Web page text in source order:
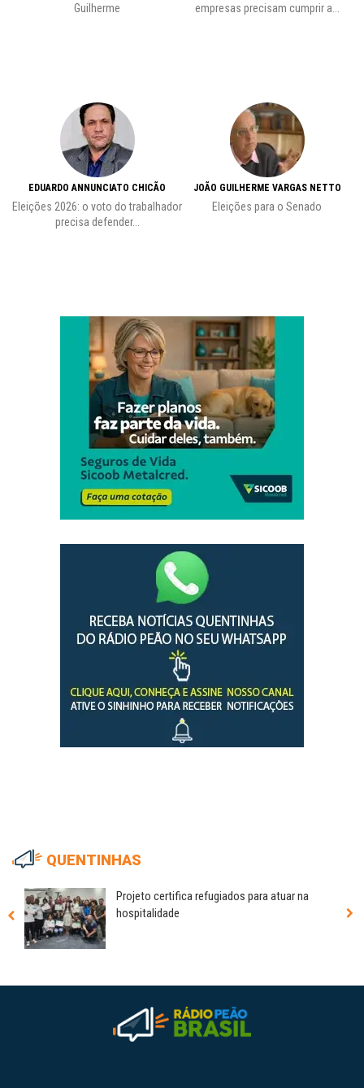
Guilherme
EDUARDO ANNUNCIATO CHICÃO
Eleições 2026: o voto do trabalhador
precisa defender...
empresas precisam cumprir a...
JOÃO GUILHERME VARGAS NETTO
Eleições para o Senado
QUENTINHAS
Projeto certifica refugiados para atuar na
hospitalidade